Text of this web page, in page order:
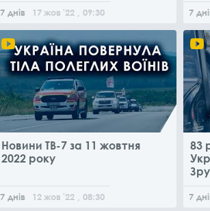
7 днів 17 жов '22, 09:30 7
Новини ТВ-7 за 11 жовтня
2022 року
7 днів 12 жов '22, 08:30
83
7